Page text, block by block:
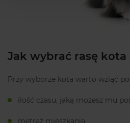
Jak wybrać rasę kota
Przy wyborze kota warto wziąć
ilość czasu, jaką możesz mu
metraż mieszkania